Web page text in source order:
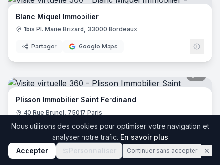
Blanc Miquel Immobilier
1bis Pl. Marie Brizard, 33000 Bordeaux
Partager Google Maps
Plisson Immobilier Saint Ferdinand
40 Rue Brunel, 75017 Paris
Partager Google Maps
9
Nous utilisons des cookies pour optimiser votre navigation et
analyser notre trafic. En savoir plus
Accepter
Personnaliser Continuer sans accepter